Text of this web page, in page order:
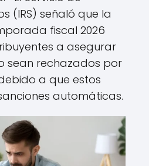
(IRS) señaló que la
fiscal 2026
a asegurar
sean rechazados por
a que estos
automáticas.